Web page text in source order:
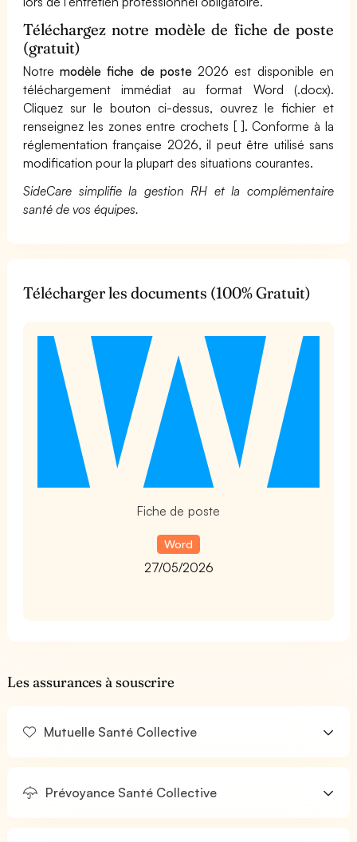
Téléchargez notre modèle de fiche de poste
(gratuit)
Notremodèle fiche de poste 2026 est disponible en
téléchargement immédiat au format Word (.docx).
Cliquez sur le bouton ci-dessus, ouvrez le fichier et
renseignez les zones entre crochets [ ]. Conforme à la
réglementation française 2026, il peut être utilisé sans
modification pour la plupart des situations courantes.
SideCare simplifie la gestion RH et la complémentaire
santé de vos équipes.
Télécharger les documents (100% Gratuit)
Fiche de poste
Word
27/05/2026
Les assurances à souscrire
Mutuelle Santé Collective
Prévoyance Santé Collective